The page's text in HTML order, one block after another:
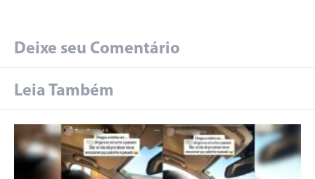
Deixe seu Comentário
Leia Também